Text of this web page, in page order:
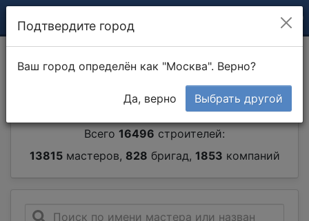
Каталог мастеров и
строительных компаний
Всего 16496 строителей:
13815мастеров, 828 бригад, 1853 компаний
Подтвердите город
Ваш город определён как "Москва". Верно?
Да, верно Выбрать другой